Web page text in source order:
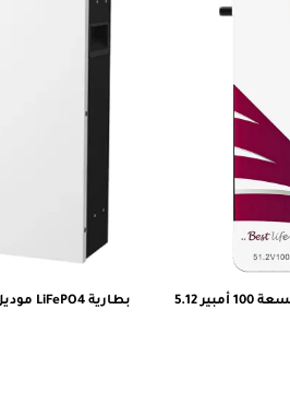
بطارية ليثيوم كينزا LiFePO4 بسعة 100 أمبير 5.12
بطارية LiFePO4 موديل DL5.0C Pro – 5.12kWh | 51.2V